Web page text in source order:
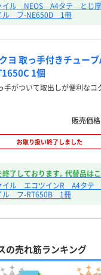
イル NEOS A4タテ とじ
ル フ-NE650D 1冊
ヨ 取っ手付きチューブ
1個
手がついて取出しが便利なコ
販売価
お取り扱い終了しました
了しております。代替品は
イル エコツインR A4タ
ル フ-RT650B 1冊
の売れ筋ランキング